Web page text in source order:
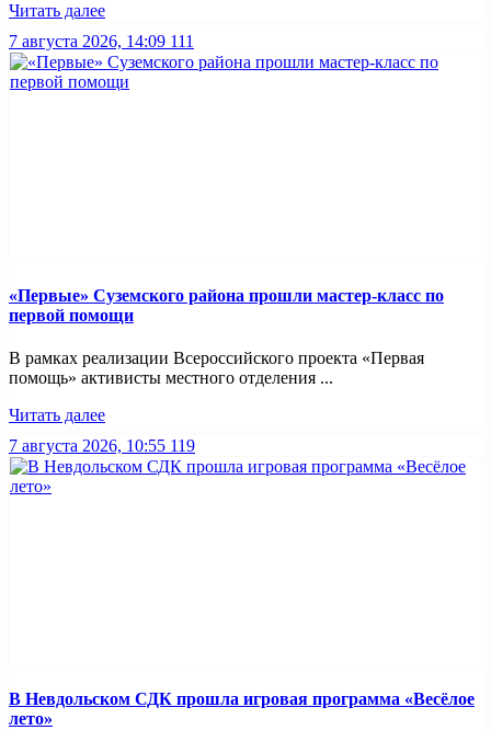
Читать далее
7 августа 2026, 14:09 111
«Первые» Суземского района прошли мастер-класс по
первой помощи
В рамках реализации Всероссийского проекта «Первая
помощь» активисты местного отделения ...
Читать далее
7 августа 2026, 10:55 119
В Невдольском СДК прошла игровая программа «Весёлое
лето»